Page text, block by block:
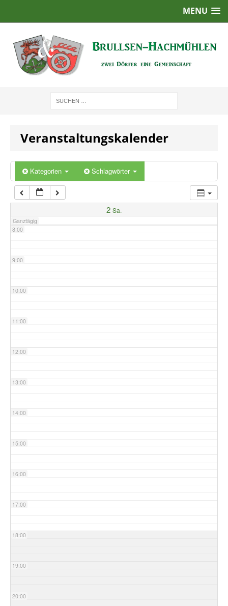
MENU
Veranstaltungskalender
Kategorien Schlagwörter
2 Sa.
Ganztägig
2:00
5:00
7:00
8:00
9:00
10:00
11:00
12:00
13:00
14:00
15:00
16:00
17:00
18:00
19:00
20:00